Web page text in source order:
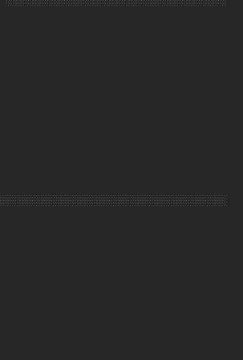
asortat in amenajarea dormitoarelor de copii. O
ordoneaza camera copilului ..
Adauga la Favorite